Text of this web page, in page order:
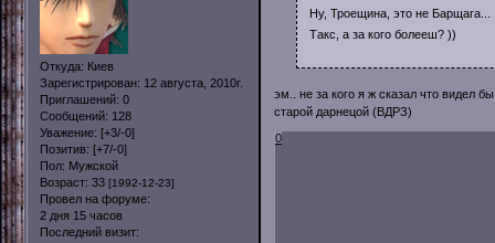
Откуда: Киев
Зарегистрирован: 12 августа, 2010г.
Приглашений: 0
Сообщений: 128
Уважение: [+3/-0]
Позитив: [+7/-0]
Пол: Мужской
Возраст: 33 [1992-12-23]
Провел на форуме:
2 дня 15 часов
Последний визит:
Ну, Троещина, это не
Такс, а за кого болееш? ))
эм.. не за кого я ж сказал что видел
старой дарнецой (ВДРЗ)
0